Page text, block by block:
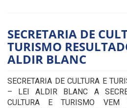
SECRETARIA DE
TURISMO
ALDIR BLANC
SECRETARIA DE CULTURA E
– LEI ALDIR BLANC A
CULTURA E TURISMO VEM